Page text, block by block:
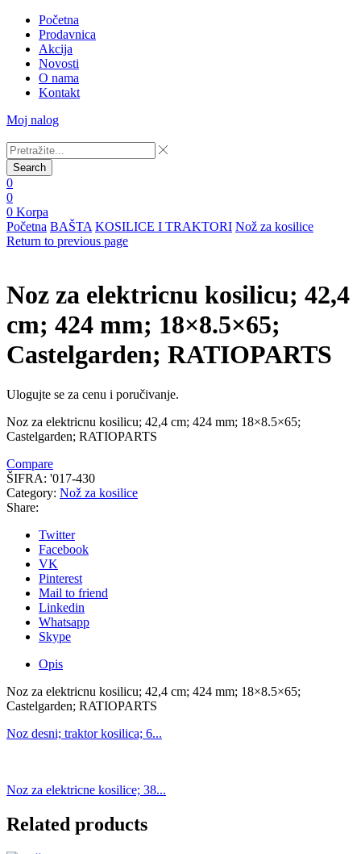
Početna
Prodavnica
Akcija
Novosti
O nama
Kontakt
Moj nalog
Search
0
0
0 Korpa
Početna BAŠTA KOSILICE I TRAKTORI Nož za kosilice
Return to previous page
Noz za elektricnu kosilicu; 42,4
cm; 424 mm; 18×8.5×65;
Castelgarden; RATIOPARTS
Ulogujte se za cenu i poručivanje.
Noz za elektricnu kosilicu; 42,4 cm; 424 mm; 18×8.5×65;
Castelgarden; RATIOPARTS
Compare
ŠIFRA: '017-430
Category: Nož za kosilice
Share:
Twitter
Facebook
VK
Pinterest
Mail to friend
Linkedin
Whatsapp
Skype
Opis
Noz za elektricnu kosilicu; 42,4 cm; 424 mm; 18×8.5×65;
Castelgarden; RATIOPARTS
Noz desni; traktor kosilica; 6...
Noz za elektricne kosilice; 38...
Related products